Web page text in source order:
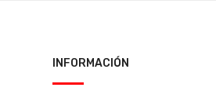
INFORMACIÓN